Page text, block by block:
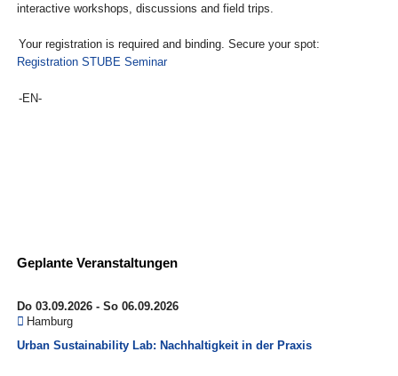
interactive workshops, discussions and field trips.
Your registration is required and binding. Secure your spot:
Registration STUBE Seminar
-EN-
Geplante Veranstaltungen
Do 03.09.2026 - So 06.09.2026
Hamburg
Urban Sustainability Lab: Nachhaltigkeit in der Praxis